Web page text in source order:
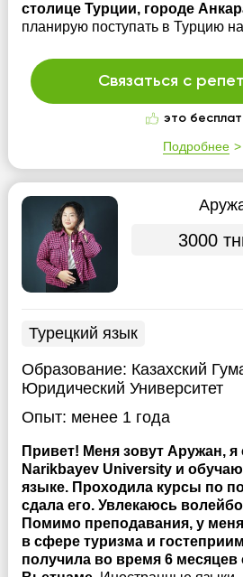
столице Турции, городе
планирую поступать в Турцию
Связаться с
это
Подробнее
3000
Турецкий язык
Образование: Казахский
Юридический Университет
Опыт: менее 1 года
Привет! Меня зовут Аружан, я
Narikbayev University и
языке. Проходила курсы по
сдала его. Увлекаюсь
Помимо преподавания, у
в сфере туризма и
получила во время 6 месяцев